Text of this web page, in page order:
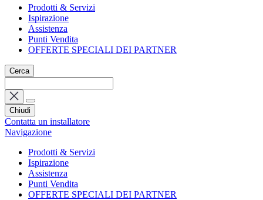
Prodotti & Servizi
Ispirazione
Assistenza
Punti Vendita
OFFERTE SPECIALI DEI PARTNER
Cerca
Chiudi
Contatta un installatore
Navigazione
Prodotti & Servizi
Ispirazione
Assistenza
Punti Vendita
OFFERTE SPECIALI DEI PARTNER